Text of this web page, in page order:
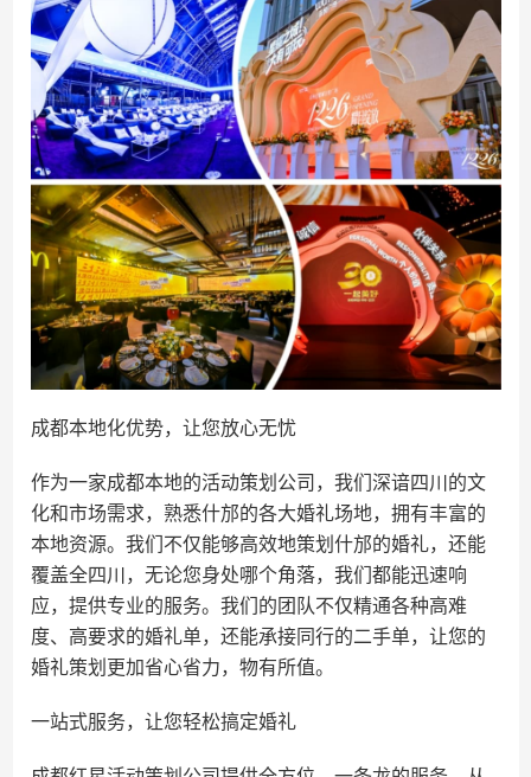
成都本地化优势，让您放心无忧
作为一家成都本地的活动策划公司，我们深谙四川的文
化和市场需求，熟悉什邡的各大婚礼场地，拥有丰富的
本地资源。我们不仅能够高效地策划什邡的婚礼，还能
覆盖全四川，无论您身处哪个角落，我们都能迅速响
应，提供专业的服务。我们的团队不仅精通各种高难
度、高要求的婚礼单，还能承接同行的二手单，让您的
婚礼策划更加省心省力，物有所值。
一站式服务，让您轻松搞定婚礼